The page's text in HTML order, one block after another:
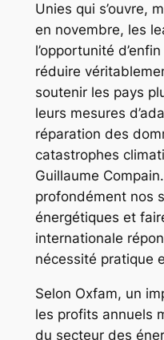
Unies qui s’ouvre,
en novembre, les
l’opportunité
réduire
soutenir les pays
leurs mesures
réparation des
catastrophes
Guillaume
profondément nos
énergétiques et
internationale
nécessité pratique
Selon Oxfam, un
les profits annuels
du secteur des